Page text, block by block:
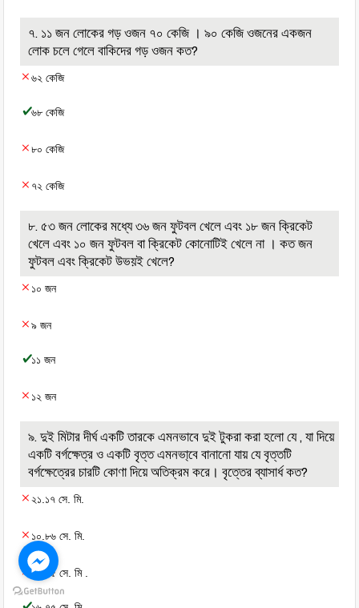
৭. ১১ জন লোকের গড় ওজন ৭০ কেজি । ৯০ কেজি ওজনের একজন
লোক চলে গেলে বাকিদের গড় ওজন কত?
৬২ কেজি
৬৮ কেজি
৮০ কেজি
৭২ কেজি
৮. ৫৩ জন লোকের মধ্যে ৩৬ জন ফুটবল খেলে এবং ১৮ জন ক্রিকেট
খেলে এবং ১০ জন ফুটবল বা ক্রিকেট কোনোটিই খেলে না । কত জন
ফুটবল এবং ক্রিকেট উভয়ই খেলে?
১০ জন
৯ জন
১১ জন
১২ জন
৯. দুই মিটার দীর্ঘ একটি তারকে এমনভাবে দুই টুকরা করা হলো যে , যা দিয়ে
একটি বর্গক্ষেত্র ও একটি বৃত্ত এমনভা্বে বানানো যায় যে বৃত্তটি
বর্গক্ষেত্রের চারটি কোণা দিয়ে অতিক্রম করে। বৃত্তের ব্যাসার্ধ কত?
২১.১৭ সে. মি.
১০.৮৬ সে. মি.
১৮.৭৫ সে. মি .